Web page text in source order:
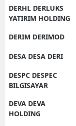
DERHL DERLUKS
YATIRIM HOLDING
DERIM DERIMOD
DESA DESA DERI
DESPC DESPEC
BILGISAYAR
DEVA DEVA
HOLDING